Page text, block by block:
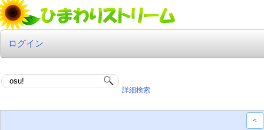
ログイン
詳細検索
<